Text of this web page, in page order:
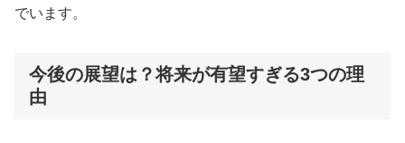
でいます。
今後の展望は？将来が有望すぎる3つの理
由